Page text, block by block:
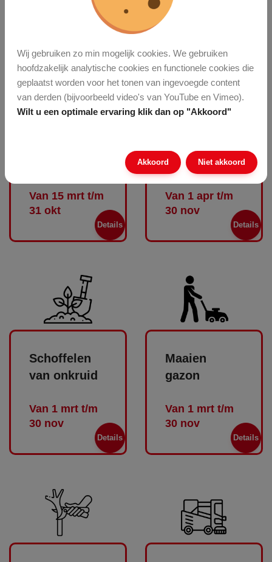
Wij gebruiken zo min mogelijk cookies. We gebruiken
hoofdzakelijk analytische cookies en functionele cookies die
geplaatst worden voor het tonen van ingevoegde content
van derden (bijvoorbeeld video's van YouTube en Vimeo).
Wilt u een optimale ervaring klik dan op "Akkoord"
Akkoord Niet akkoord
Details
Van 15 mrt t/m
31 okt
Details
verhardingen
Van 1 apr t/m
30 nov
Details
Schoffelen
van onkruid
Van 1 mrt t/m
30 nov
Details
Maaien
gazon
Van 1 mrt t/m
30 nov
Details